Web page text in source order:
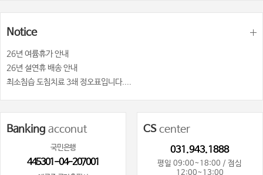
Notice
26년 여륨휴가 안내
26년 설연휴 배송 안내
최소침습 도침치료 3쇄 정오표입니다....
Banking acconut
국민은행
445301-04-207001
CScenter
031.943.1888
평일 09:00~18:00 / 점심
12:00~13:00